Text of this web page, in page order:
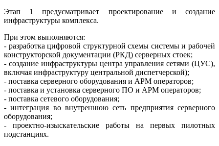
Этап 1 предусматривает проектирование и создание
инфраструктуры комплекса.
При этом выполняются:
- разработка цифровой структурной схемы системы и рабочей
конструкторской документации (РКД) серверных стоек;
- создание инфраструктуры центра управления сетями (ЦУС),
включая инфраструктуру центральной диспетчерской);
- поставка серверного оборудования и АРМ операторов;
- поставка и установка серверного ПО и АРМ операторов;
- поставка сетевого оборудования;
- интеграция во внутреннюю сеть предприятия серверного
оборудования;
- проектно-изыскательские работы на первых пилотных
подстанциях.